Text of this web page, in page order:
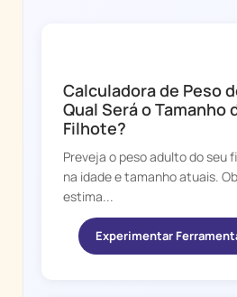
Calculadora de Peso
Qual Será o Tamanho
Filhote?
Preveja o peso adulto do seu
na idade e tamanho atuais.
estima...
Experimentar